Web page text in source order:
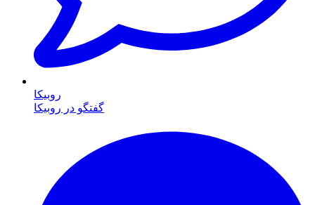
روبیکا
گفتگو در روبیکا